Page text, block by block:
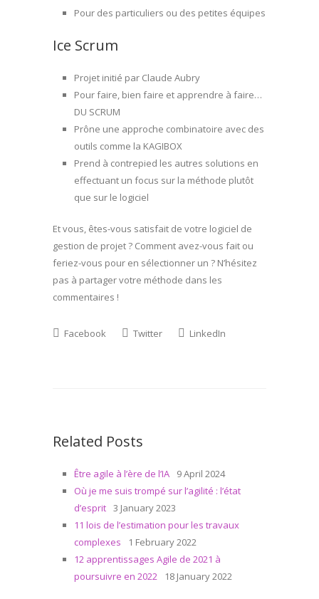
Pour des particuliers ou des petites équipes
Ice Scrum
Projet initié par Claude Aubry
Pour faire, bien faire et apprendre à faire…
DU SCRUM
Prône une approche combinatoire avec des
outils comme la KAGIBOX
Prend à contrepied les autres solutions en
effectuant un focus sur la méthode plutôt
que sur le logiciel
Et vous, êtes-vous satisfait de votre logiciel de
gestion de projet ? Comment avez-vous fait ou
feriez-vous pour en sélectionner un ? N’hésitez
pas à partager votre méthode dans les
commentaires !
Facebook Twitter LinkedIn
Related Posts
Être agile à l’ère de l’IA
9 April 2024
Où je me suis trompé sur l’agilité : l’état
d’esprit 3 January 2023
11 lois de l’estimation pour les travaux
complexes
1 February 2022
12 apprentissages Agile de 2021 à
poursuivre en 2022
18 January 2022